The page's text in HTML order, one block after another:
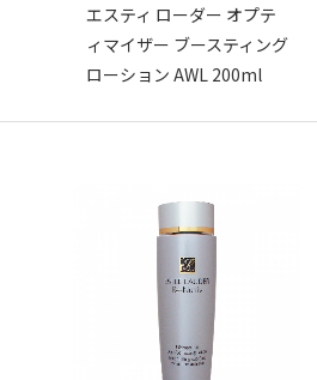
エスティ ローダー オプテ
ィマイザー ブースティング
ローション AWL 200ml